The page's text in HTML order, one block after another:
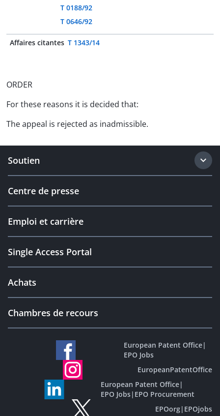
T 0188/92
T 0646/92
Affaires citantes T 1343/14
ORDER
For these reasons it is decided that:
The appeal is rejected as inadmissible.
Soutien
Centre de presse
Emploi et carrière
Single Access Portal
Achats
Chambres de recours
European Patent Office|
EPO Jobs
EuropeanPatentOffice
European Patent Office|
EPO Jobs| EPO Procurement
EPOorg| EPOjobs